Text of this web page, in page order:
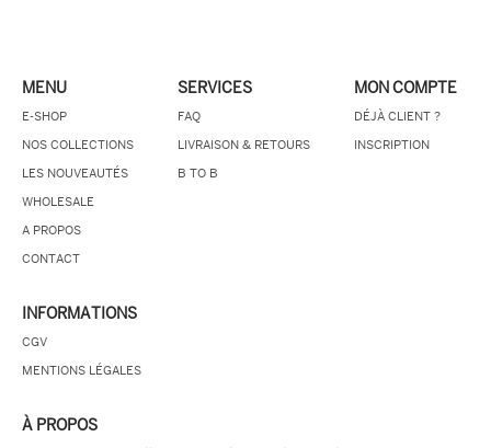
MENU
E-SHOP
NOS COLLECTIONS
LES NOUVEAUTÉS
WHOLESALE
A PROPOS
CONTACT
SERVICES
FAQ
LIVRAISON & RETOURS
B TO B
MON COMPTE
DÉJÀ CLIENT ?
INSCRIPTION
INFORMATIONS
CGV
MENTIONS LÉGALES
À PROPOS